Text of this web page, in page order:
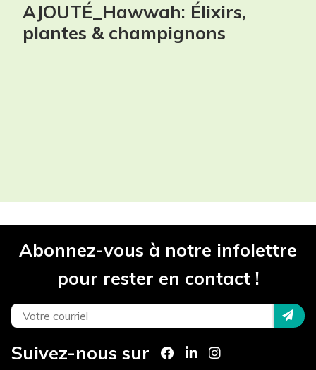
Téléphone *
AJOUTÉ_Hawwah: Élixirs,
plantes & champignons
Abonnez-vous à notre infolettre
pour rester en contact !
Suivez-nous sur